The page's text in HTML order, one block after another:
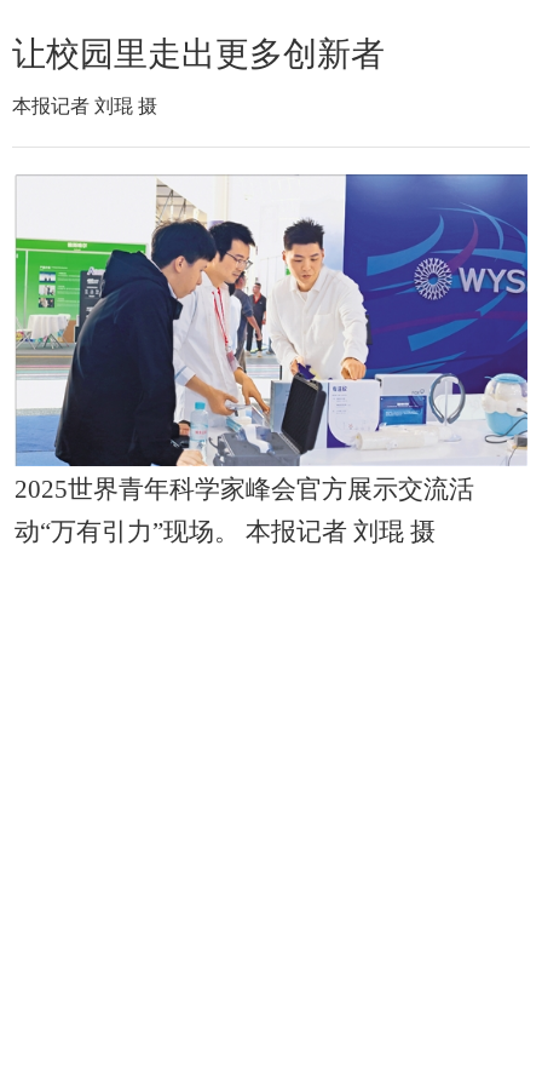
让校园里走出更多创新者
本报记者 刘琨 摄
2025世界青年科学家峰会官方展示交流活
动“万有引力”现场。 本报记者 刘琨 摄